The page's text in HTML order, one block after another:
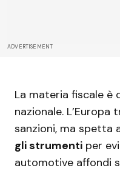
ADVERTISEMENT
La materia fiscale è
nazionale.
sanzioni, ma spetta
gli strumenti per
automotive affondi